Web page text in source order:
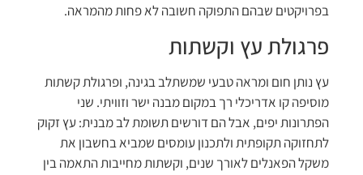
בפרויקטים שבהם התפוקה חשובה לא פחות מהמראה.
פרגולת עץ וקשתות
עץ נותן חום ומראה טבעי שמשתלב בגינה, ופרגולת קשתות
מוסיפה קו אדריכלי רך במקום מבנה ישר וזוויתי. שני
הפתרונות יפים, אבל הם דורשים תשומת לב מבנית: עץ זקוק
לתחזוקה תקופתית ולתכנון עומסים שמביא בחשבון את
משקל הפאנלים לאורך שנים, וקשתות מחייבות התאמה בין